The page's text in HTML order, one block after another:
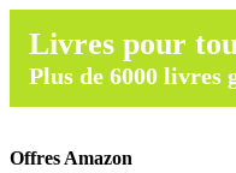
Livres pour
Plus de 6000 livres
Offres Amazon